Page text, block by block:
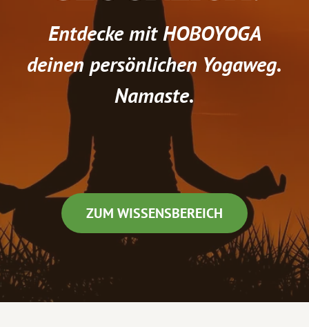
Entdecke mit HOBOYOGA
deinen persönlichen Yogaweg.
Namaste.
ZUM WISSENSBEREICH